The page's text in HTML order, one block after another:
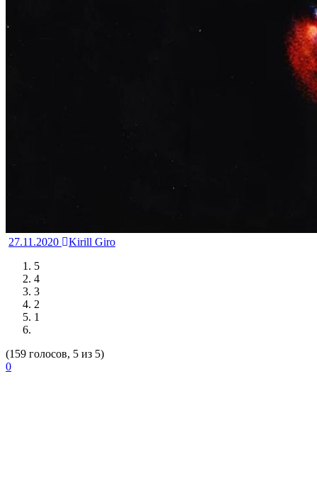
27.11.2020
Kirill Giro
5
4
3
2
1
(159 голосов, 5 из 5)
0